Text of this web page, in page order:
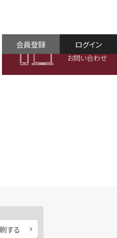
お問い合わせ
ログイン
会員登録
する